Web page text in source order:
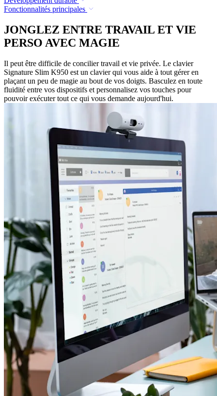
Fonctionnalités principales
JONGLEZ ENTRE TRAVAIL ET VIE
PERSO AVEC MAGIE
Il peut être difficile de concilier travail et vie privée. Le clavier
Signature Slim K950 est un clavier qui vous aide à tout gérer en
plaçant un peu de magie au bout de vos doigts. Basculez en toute
fluidité entre vos dispositifs et personnalisez vos touches pour
pouvoir exécuter tout ce qui vous demande aujourd'hui.